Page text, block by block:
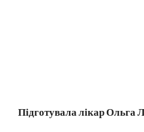
Підготувала лікар Ольга